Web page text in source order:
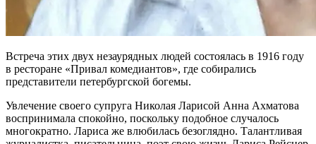
Встреча этих двух незаурядных людей состоялась в 1916 году
в ресторане «Привал комедиантов», где собирались
представители петербургской богемы.
Увлечение своего супруга Николая Ларисой Анна Ахматова
воспринимала спокойно, поскольку подобное случалось
многократно. Лариса же влюбилась безоглядно. Талантливая